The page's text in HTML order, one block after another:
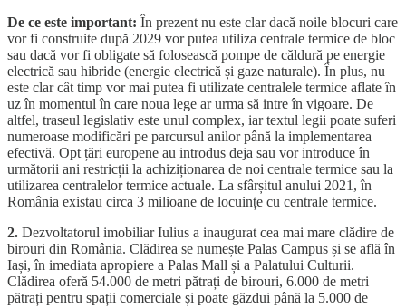
De ce este important: În prezent nu este clar dacă noile blocuri care
vor fi construite după 2029 vor putea utiliza centrale termice de bloc
sau dacă vor fi obligate să folosească pompe de căldură pe energie
electrică sau hibride (energie electrică și gaze naturale). În plus, nu
este clar cât timp vor mai putea fi utilizate centralele termice aflate în
uz în momentul în care noua lege ar urma să intre în vigoare. De
altfel, traseul legislativ este unul complex, iar textul legii poate suferi
numeroase modificări pe parcursul anilor până la implementarea
efectivă. Opt țări europene au introdus deja sau vor introduce în
următorii ani restricții la achiziționarea de noi centrale termice sau la
utilizarea centralelor termice actuale. La sfârșitul anului 2021, în
România existau circa 3 milioane de locuințe cu centrale termice.
2. Dezvoltatorul imobiliar Iulius a inaugurat cea mai mare clădire de
birouri din România. Clădirea se numește Palas Campus și se află în
Iași, în imediata apropiere a Palas Mall și a Palatului Culturii.
Clădirea oferă 54.000 de metri pătrați de birouri, 6.000 de metri
pătrați pentru spații comerciale și poate găzdui până la 5.000 de